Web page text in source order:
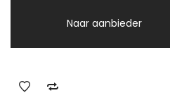
Naar aanbieder